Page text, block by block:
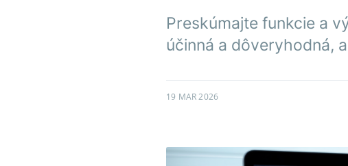
Preskúmajte funkcie a
účinná a dôveryhodná,
19 MAR 2026